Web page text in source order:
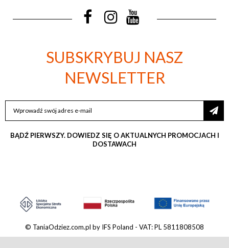
SUBSKRYBUJ NASZ
NEWSLETTER
SUBSKRYBUJ
BĄDŹ PIERWSZY. DOWIEDZ SIĘ O AKTUALNYCH PROMOCJACH I
DOSTAWACH
© TaniaOdziez.com.pl by IFS Poland - VAT: PL 5811808508